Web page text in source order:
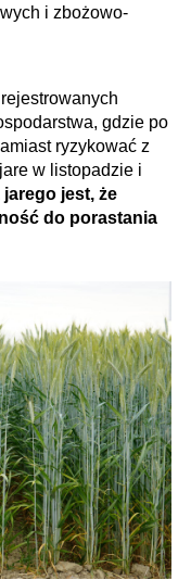
i zbożowo-
gdzie po
ryzykować z
w listopadzie i
jest, że
do porastania